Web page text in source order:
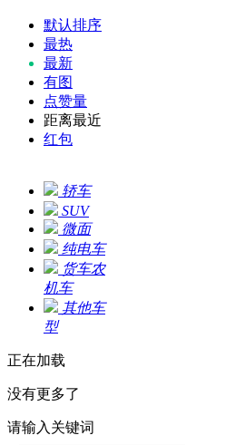
默认排序
最热
最新
有图
点赞量
距离最近
红包
轿车
SUV
微面
纯电车
货车农
机车
其他车
型
正在加载
没有更多了
请输入关键词